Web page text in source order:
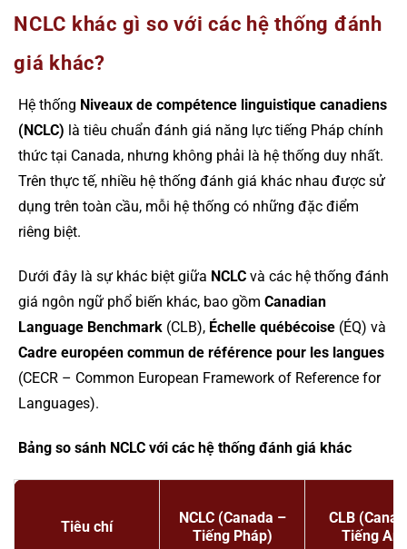
NCLC khác gì so với các hệ thống đánh
giá khác?
Hệ thống Niveaux de compétence linguistique canadiens
(NCLC) là tiêu chuẩn đánh giá năng lực tiếng Pháp chính
thức tại Canada, nhưng không phải là hệ thống duy nhất.
Trên thực tế, nhiều hệ thống đánh giá khác nhau được sử
dụng trên toàn cầu, mỗi hệ thống có những đặc điểm
riêng biệt.
Dưới đây là sự khác biệt giữa NCLC và các hệ thống đánh
giá ngôn ngữ phổ biến khác, bao gồm Canadian
Language Benchmark (CLB), Échelle québécoise (ÉQ) và
Cadre européen commun de référence pour les langues
(CECR – Common European Framework of Reference for
Languages).
Bảng so sánh NCLC với các hệ thống đánh giá khác
Tiêu chí
NCLC (Canada –
Tiếng Pháp)
CLB
Tiếng